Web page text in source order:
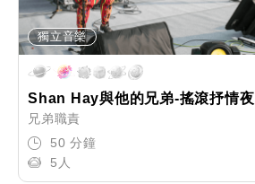
獨立音樂
Shan Hay與他的兄弟-搖滾抒情夜
兄弟職責
50 分鐘
5人